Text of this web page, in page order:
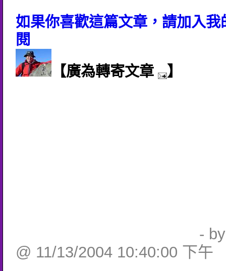
如果你喜歡這篇文章，請加入我
閱
【廣為轉寄文章
】
-
@ 11/13/2004 10:40:00 下午